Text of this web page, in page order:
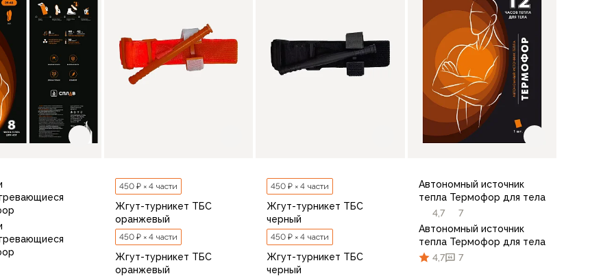
450 ₽ × 4 части
Жгут-турникет ТБС
оранжевый
450 ₽ × 4 части
Жгут-турникет ТБС
оранжевый
450 ₽ × 4 части
Жгут-турникет ТБС
черный
450 ₽ × 4 части
Жгут-турникет ТБС
черный
Автономный источник
тепла Термофор для тела
4,7
7
Автономный источник
тепла Термофор для тела
4,7
7